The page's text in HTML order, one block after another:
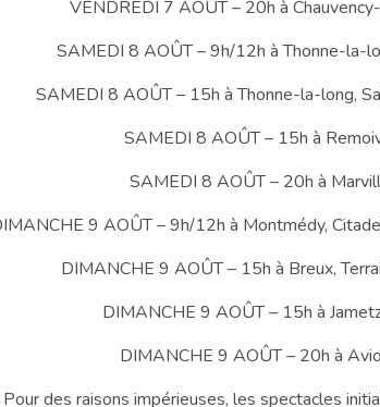
VENDREDI 7 AOÛT – 20h à
SAMEDI 8 AOÛT – 9h/12h à Thonne-la-
SAMEDI 8 AOÛT – 15h à Thonne-la-long,
SAMEDI 8 AOÛT – 15h à
SAMEDI 8 AOÛT – 20h à
9 AOÛT – 9h/12h à Montmédy,
DIMANCHE 9 AOÛT – 15h à Breux,
DIMANCHE 9 AOÛT – 15h à
DIMANCHE 9 AOÛT – 20h à
des raisons impérieuses, les spectacles